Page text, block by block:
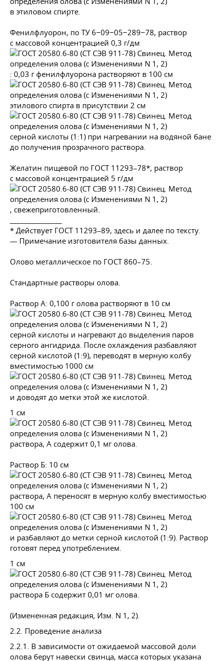
в этиловом спирте.
Фенилфлуорон, по ТУ 6−09−05−289−78, раствор
с массовой концентрацией 0,3 г/дм
: 0,03 г фенилфлуорона растворяют в 100 см
этилового спирта в присутствии 2 см
серной кислоты (1:1) при нагревании на водяной бане
до получения прозрачного раствора.
Желатин пищевой по ГОСТ 11293–78*, раствор
с массовой концентрацией 5 г/дм
, свежеприготовленный.
* Действует ГОСТ 11293–89, здесь и далее по тексту.
— Примечание изготовителя базы данных.
Олово металлическое по ГОСТ 860–75.
Стандартные растворы олова.
Раствор А: 0,100 г олова растворяют в 10 см
серной кислоты и нагревают до выделения паров
серного ангидрида. После охлаждения разбавляют
серной кислотой (1:9), переводят в мерную колбу
вместимостью 1000 см
и доводят до метки этой же кислотой.
1 см
раствора, А содержит 0,1 мг олова.
Раствор Б: 10 см
раствора, А переносят в мерную колбу вместимостью
100 см
и разбавляют до метки серной кислотой (1:9). Раствор
готовят перед употреблением.
1 см
раствора Б содержит 0,01 мг олова.
(Измененная редакция, Изм. N 1, 2).
2.2. Проведение анализа
2.2.1. В зависимости от ожидаемой массовой доли
олова берут навески свинца, масса которых указана